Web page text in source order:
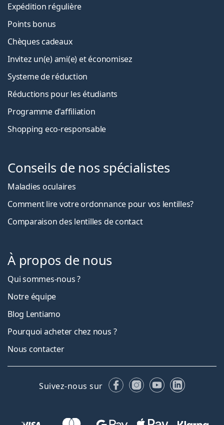
Expédition régulière
Points bonus
Chèques cadeaux
Invitez un(e) ami(e) et économisez
Systeme de réduction
Réductions pour les étudiants
Programme d'affiliation
Shopping eco-responsable
Conseils de nos spécialistes
Maladies oculaires
Comment lire votre ordonnance pour vos lentilles?
Comparaison des lentilles de contact
À propos de nous
Qui sommes-nous ?
Notre équipe
Blog Lentiamo
Pourquoi acheter chez nous ?
Nous contacter
Suivez-nous sur FacebookInstagram
YouTubeLinkedIn